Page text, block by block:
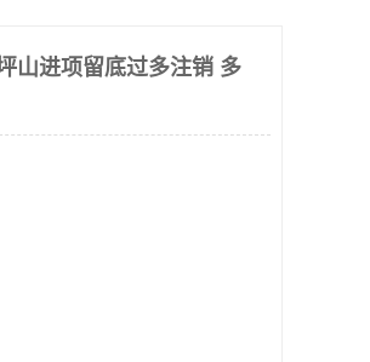
山进项留底过多注销 多